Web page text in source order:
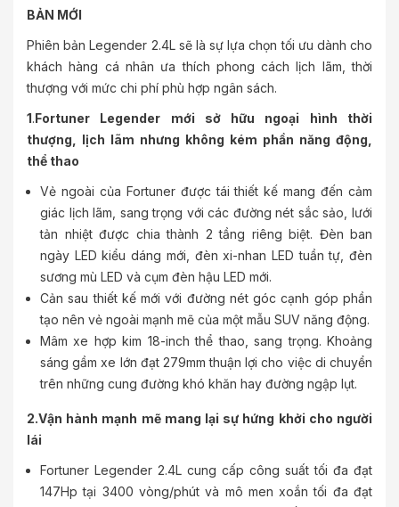
BẢN MỚI
Phiên bản Legender 2.4L sẽ là sự lựa chọn tối ưu dành cho
khách hàng cá nhân ưa thích phong cách lịch lãm, thời
thượng với mức chi phí phù hợp ngân sách.
1.Fortuner Legender mới sở hữu ngoại hình thời
thượng, lịch lãm nhưng không kém phần năng động,
thể thao
Vẻ ngoài của Fortuner được tái thiết kế mang đến cảm
giác lịch lãm, sang trọng với các đường nét sắc sảo, lưới
tản nhiệt được chia thành 2 tầng riêng biệt. Đèn ban
ngày LED kiểu dáng mới, đèn xi-nhan LED tuần tự, đèn
sương mù LED và cụm đèn hậu LED mới.
Cản sau thiết kế mới với đường nét góc cạnh góp phần
tạo nên vẻ ngoài mạnh mẽ của một mẫu SUV năng động.
Mâm xe hợp kim 18-inch thể thao, sang trọng. Khoảng
sáng gầm xe lớn đạt 279mm thuận lợi cho việc di chuyển
trên những cung đường khó khăn hay đường ngập lụt.
2.Vận hành mạnh mẽ mang lại sự hứng khởi cho người
lái
Fortuner Legender 2.4L cung cấp công suất tối đa đạt
147Hp tại 3400 vòng/phút và mô men xoắn tối đa đạt